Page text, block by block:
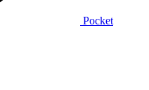
Pocket